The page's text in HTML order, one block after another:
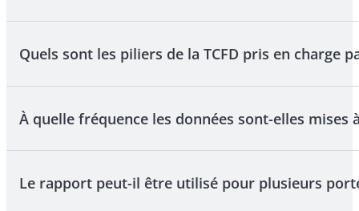
Oui. Les rapports sont disponibles en formats Word et
Quels sont les piliers de la TCFD pris en charge
Le rapport de Clarity AIcouvre l'ensemble du pilier
À quelle fréquence les données sont-elles mises
Nos données sur le climat - y compris les émissions,
Le rapport peut-il être utilisé pour plusieurs